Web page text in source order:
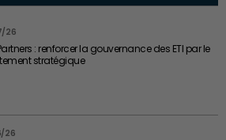
26
: renforcer la gouvernance des ETI par le
stratégique
26